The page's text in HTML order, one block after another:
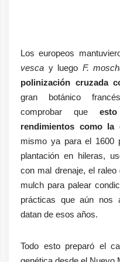
Los europeos
vesca y luego F.
polinización cruzada
gran botánico
comprobar que
rendimientos como
mismo ya para el 1600
plantación en hileras,
con mal drenaje, el
mulch para palear
prácticas que aún nos
datan de esos años.
Todo esto preparó el